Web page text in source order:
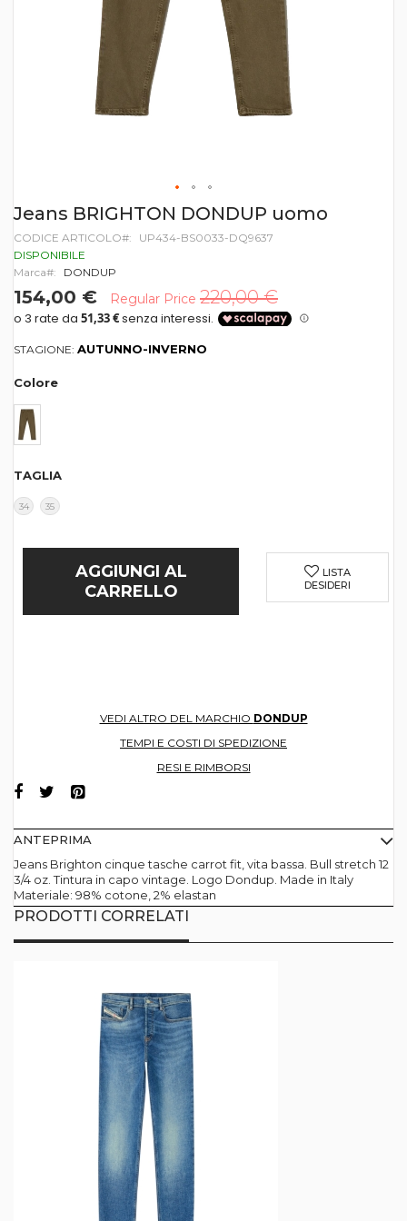
Vai
all'inizio
della
galleria
di
Jeans BRIGHTON DONDUP uomo
CODICE ARTICOLO
UP434-BS0033-DQ9637
DISPONIBILE
Marca
DONDUP
154,00 € Regular Price 220,00 €
STAGIONE: AUTUNNO-INVERNO
Colore
TAGLIA
34 35
AGGIUNGI AL
CARRELLO
LISTA
DESIDERI
VEDI ALTRO DEL MARCHIO DONDUP
TEMPI E COSTI DI SPEDIZIONE
RESI E RIMBORSI
ANTEPRIMA
Jeans Brighton cinque tasche carrot fit, vita bassa. Bull stretch 12
3/4 oz. Tintura in capo vintage. Logo Dondup. Made in Italy
Materiale: 98% cotone, 2% elastan
PRODOTTI CORRELATI